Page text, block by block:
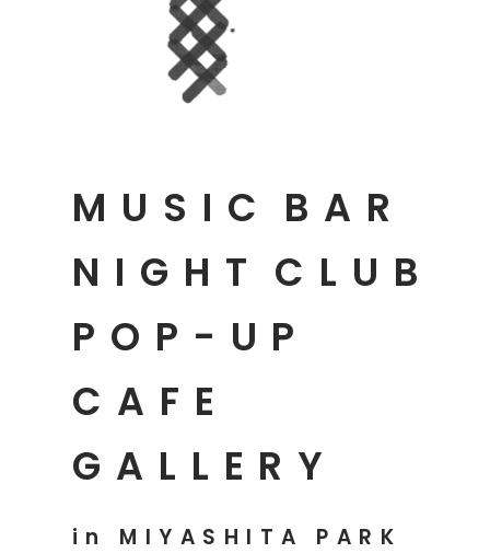
NIGHT CLUB
MUSIC BAR
POP-UP
CAFE
GALLERY
in MIYASHITA PARK